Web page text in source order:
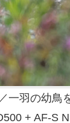
一羽の幼鳥
+ AF-S